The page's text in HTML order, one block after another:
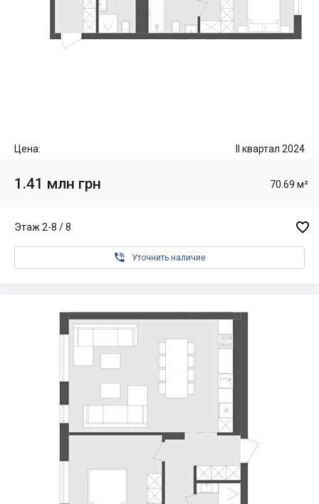
Цена: II квартал 2024
1.41 млн грн 70.69 м²
Этаж 2-8 / 8 
 Уточнить наличие